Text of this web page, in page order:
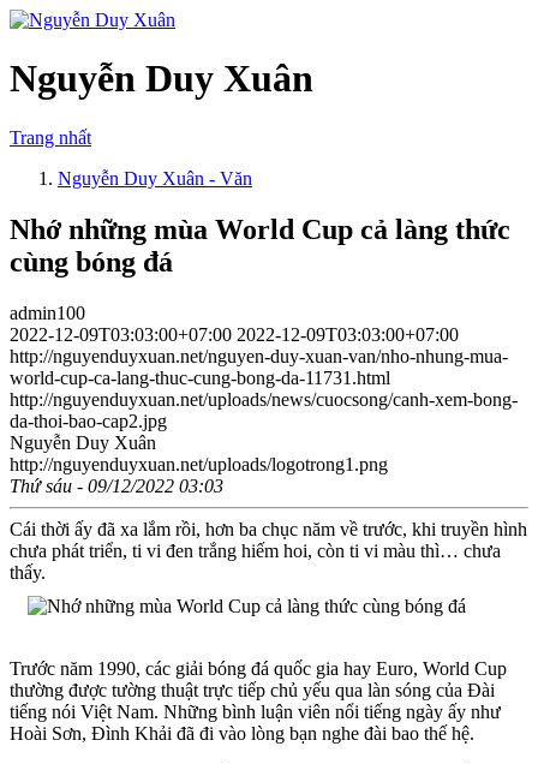
Nguyễn Duy Xuân
Trang nhất
Nguyễn Duy Xuân - Văn
Nhớ những mùa World Cup cả làng thức
cùng bóng đá
admin100
2022-12-09T03:03:00+07:00 2022-12-09T03:03:00+07:00
http://nguyenduyxuan.net/nguyen-duy-xuan-van/nho-nhung-mua-
world-cup-ca-lang-thuc-cung-bong-da-11731.html
http://nguyenduyxuan.net/uploads/news/cuocsong/canh-xem-bong-
da-thoi-bao-cap2.jpg
Nguyễn Duy Xuân
http://nguyenduyxuan.net/uploads/logotrong1.png
Thứ sáu - 09/12/2022 03:03
Cái thời ấy đã xa lắm rồi, hơn ba chục năm về trước, khi truyền hình
chưa phát triển, ti vi đen trắng hiếm hoi, còn ti vi màu thì… chưa
thấy.
Trước năm 1990, các giải bóng đá quốc gia hay Euro, World Cup
thường được tường thuật trực tiếp chủ yếu qua làn sóng của Đài
tiếng nói Việt Nam. Những bình luận viên nổi tiếng ngày ấy như
Hoài Sơn, Đình Khải đã đi vào lòng bạn nghe đài bao thế hệ.